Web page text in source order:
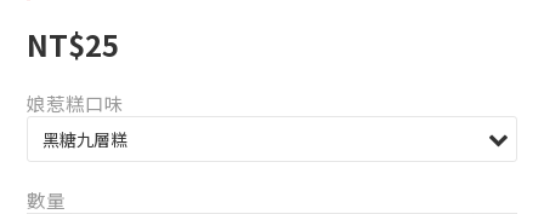
NT$25
娘惹糕口味
數量